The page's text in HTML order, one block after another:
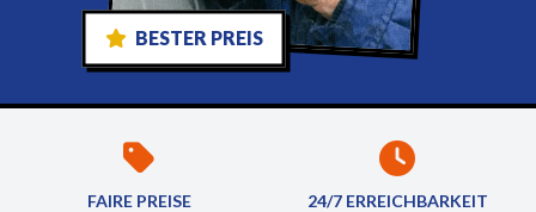
BESTER PREIS
FAIRE PREISE 24/7 ERREICHBARKEIT